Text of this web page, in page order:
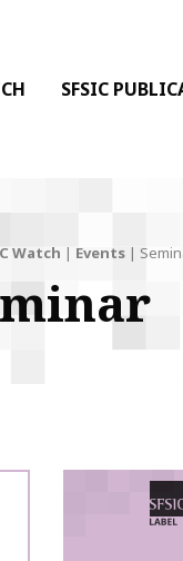
SFSIC
Watch | Events|